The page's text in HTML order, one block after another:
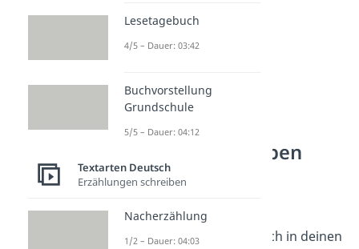
Ein erfülltes Leben
führen
Damit du die positiven
Affirmationen tatsächlich in deinen
Lesetagebuch
4/5 – Dauer: 03:42
Buchvorstellung
Grundschule
5/5 – Dauer: 04:12
Textarten Deutsch
Erzählungen schreiben
Nacherzählung
1/2 – Dauer: 04:03